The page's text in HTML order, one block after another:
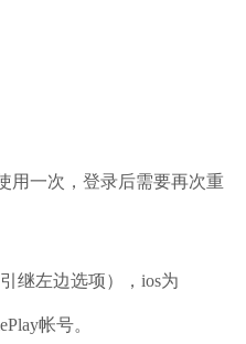
用一次，登录后需要再次重
继左边选项），ios为
帐号。